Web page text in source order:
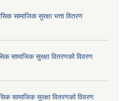
सामाजिक सुरक्षा भत्ता वितरण
सामाजिक सुरक्षा वितरणको विवरण
सामाजिक सुरक्षा वितरणको विवरण